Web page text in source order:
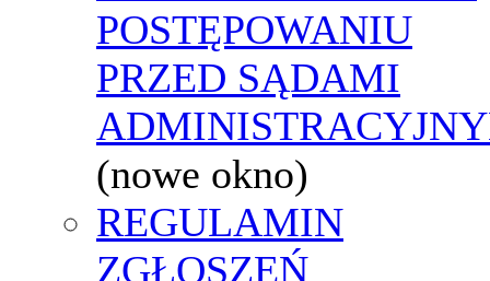
POSTĘPOWANIU
PRZED SĄDAMI
(nowe okno)
REGULAMIN
ZGŁOSZEŃ